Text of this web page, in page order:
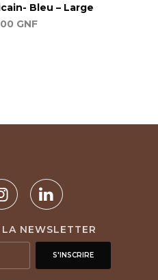
Bleu – Large
GNF
NEWSLETTER
S'INSCRIRE